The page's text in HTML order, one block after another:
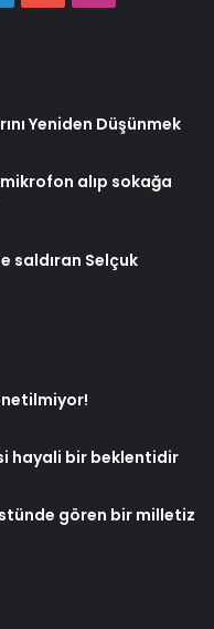
Yeniden Düşünmek
alıp sokağa
saldıran Selçuk
hayali bir beklentidir
gören bir milletiz